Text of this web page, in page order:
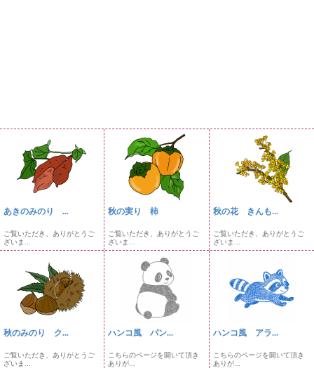
あきのみのり ...
ご覧いただき、ありがとうご
ざいま...
秋の実り 柿
ご覧いただき、ありがとうご
ざいま...
秋の花 きんも...
ご覧いただき、ありがとうご
ざいま...
秋のみのり ク...
ご覧いただき、ありがとうご
ざいま...
ハンコ風 パン...
こちらのページを開いて頂き
ありが...
ハンコ風 アラ...
こちらのページを開いて頂き
ありが...